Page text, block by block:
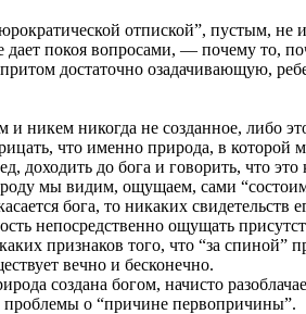
отпиской”, пустым,
дает покоя вопросами, — почему то,
достаточно озадачивающую,
никем никогда не созданное, либо
что именно природа, в
доходить до бога и говорить, что
мы видим, ощущаем, сами
бога, то никаких
непосредственно ощущать
признаков того, что “за
вечно и бесконечно.
создана богом, начисто
проблемы о “причине первопричины”.